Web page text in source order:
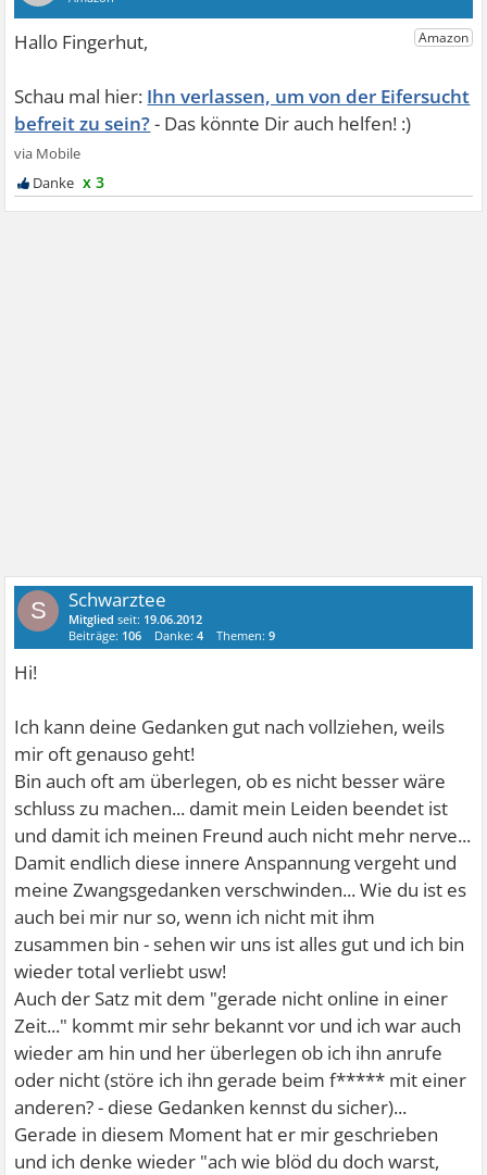
Ihn verlassen, um von der Eifersucht
befreit zu sein?
x 3
S Schwarztee
Mitglied seit: 19.06.2012
Beiträge: 106 Danke:4 Themen:9
Hi!
Ich kann deine Gedanken gut nach vollziehen, weils
mir oft genauso geht!
Bin auch oft am überlegen, ob es nicht besser wäre
schluss zu machen... damit mein Leiden beendet ist
und damit ich meinen Freund auch nicht mehr nerve...
Damit endlich diese innere Anspannung vergeht und
meine Zwangsgedanken verschwinden... Wie du ist es
auch bei mir nur so, wenn ich nicht mit ihm
zusammen bin - sehen wir uns ist alles gut und ich bin
wieder total verliebt usw!
Auch der Satz mit dem "gerade nicht online in einer
Zeit..." kommt mir sehr bekannt vor und ich war auch
wieder am hin und her überlegen ob ich ihn anrufe
oder nicht (störe ich ihn gerade beim f***** mit einer
anderen? - diese Gedanken kennst du sicher)...
Gerade in diesem Moment hat er mir geschrieben
und ich denke wieder "ach wie blöd du doch warst,